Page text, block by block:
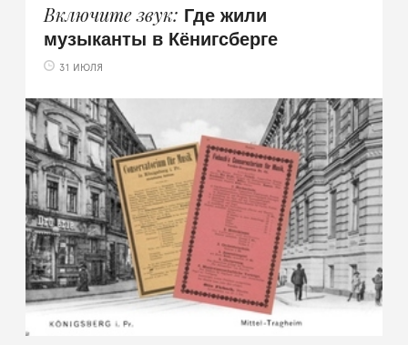
Включите звук Где жили
музыканты в Кёнигсберге
31 ИЮЛЯ